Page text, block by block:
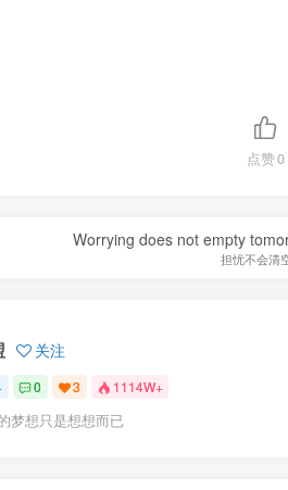
点赞0
Worrying does not empty
担忧不会清
关注
0 3 1114W+
梦想只是想想而已